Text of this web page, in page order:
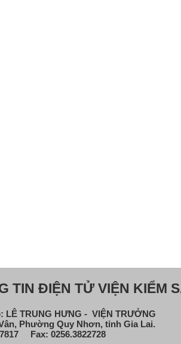
TIN ĐIỆN TỬ VIỆN KIỂM
LÊ TRUNG HƯNG - VIỆN TRƯỞNG
Phường Quy Nhơn, tỉnh Gia Lai.
Fax: 0256.3822728